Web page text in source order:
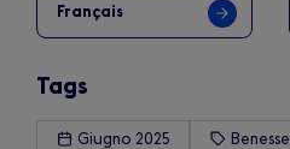
Français
Tags
Giugno 2025